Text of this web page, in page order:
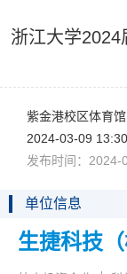
浙江大学
紫金港校区体育馆
2024-03-
发布时间：
单位信息
生捷科技